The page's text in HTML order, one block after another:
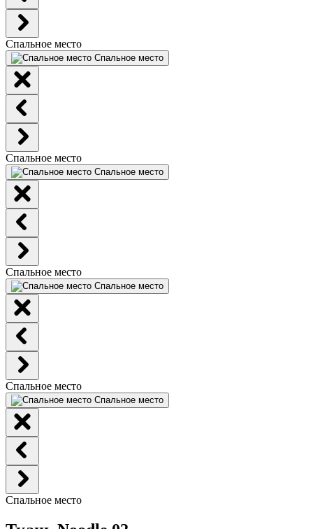
Спальное место
Спальное место
Спальное место
Спальное место
Спальное место
Спальное место
Спальное место
Спальное место
Спальное место